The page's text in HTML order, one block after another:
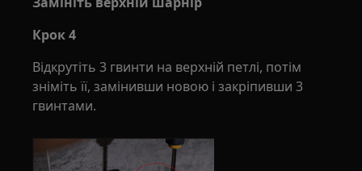
Крок 4
Відкрутіть 3 гвинти на верхній петлі, потім
зніміть її, замінивши новою і закріпивши 3
гвинтами.